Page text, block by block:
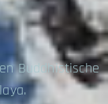
Buddhistische